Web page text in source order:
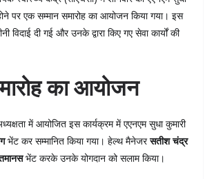
पर एक सम्मान समारोह का आयोजन किया गया। इस
विदाई दी गई और उनके द्वारा किए गए सेवा कार्यों की
का आयोजन
में आयोजित इस कार्यक्रम में एएनएम सुधा कुमारी
भेंट कर सम्मानित किया गया। हेल्थ मैनेजरसतीश चंद्र
भेंट करके उनके योगदान को सलाम किया।